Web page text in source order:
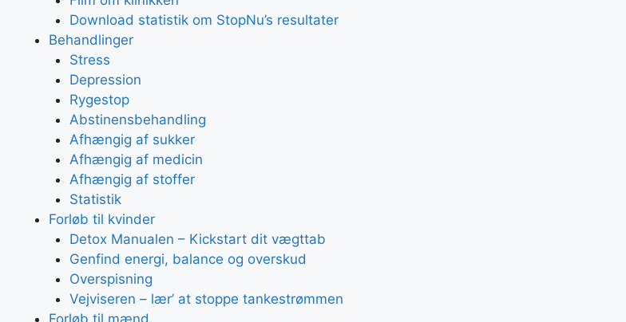
Download statistik om StopNu’s resultater
Behandlinger
Stress
Depression
Rygestop
Abstinensbehandling
Afhængig af sukker
Afhængig af medicin
Afhængig af stoffer
Statistik
Forløb til kvinder
Detox Manualen – Kickstart dit vægttab
Genfind energi, balance og overskud
Overspisning
Vejviseren – lær’ at stoppe tankestrømmen
Forløb til mænd